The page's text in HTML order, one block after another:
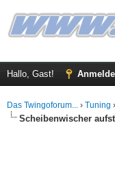
Hallo, Gast!
Das Twingoforum... › Tuning ›
Scheibenwischer